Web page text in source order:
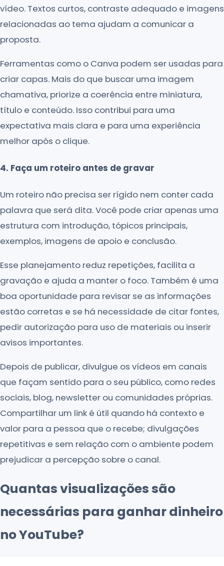
vídeo. Textos curtos, contraste adequado e imagens
relacionadas ao tema ajudam a comunicar a
proposta.
Ferramentas como o Canva podem ser usadas para
criar capas. Mais do que buscar uma imagem
chamativa, priorize a coerência entre miniatura,
título e conteúdo. Isso contribui para uma
expectativa mais clara e para uma experiência
melhor após o clique.
4. Faça um roteiro antes de gravar
Um roteiro não precisa ser rígido nem conter cada
palavra que será dita. Você pode criar apenas uma
estrutura com introdução, tópicos principais,
exemplos, imagens de apoio e conclusão.
Esse planejamento reduz repetições, facilita a
gravação e ajuda a manter o foco. Também é uma
boa oportunidade para revisar se as informações
estão corretas e se há necessidade de citar fontes,
pedir autorização para uso de materiais ou inserir
avisos importantes.
Depois de publicar, divulgue os vídeos em canais
que façam sentido para o seu público, como redes
sociais, blog, newsletter ou comunidades próprias.
Compartilhar um link é útil quando há contexto e
valor para a pessoa que o recebe; divulgações
repetitivas e sem relação com o ambiente podem
prejudicar a percepção sobre o canal.
Quantas visualizações são
necessárias para ganhar dinheiro
no YouTube?